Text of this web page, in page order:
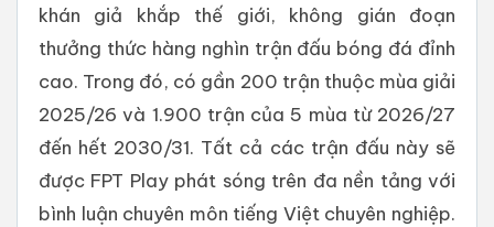
khán giả khắp thế giới, không gián đoạn
thưởng thức hàng nghìn trận đấu bóng đá đỉnh
cao. Trong đó, có gần 200 trận thuộc mùa giải
2025/26 và 1.900 trận của 5 mùa từ 2026/27
đến hết 2030/31. Tất cả các trận đấu này sẽ
được FPT Play phát sóng trên đa nền tảng với
bình luận chuyên môn tiếng Việt chuyên nghiệp.